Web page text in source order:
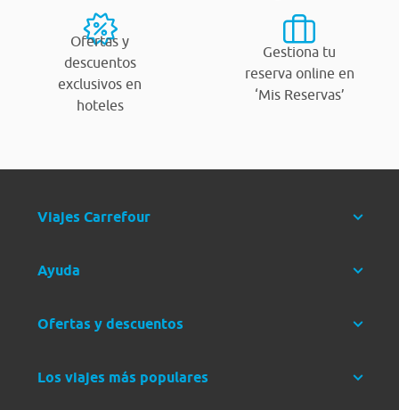
Ofertas y
descuentos
exclusivos en
hoteles
Gestiona tu
reserva online en
‘Mis Reservas’
Viajes Carrefour
Ayuda
Ofertas y descuentos
Los viajes más populares